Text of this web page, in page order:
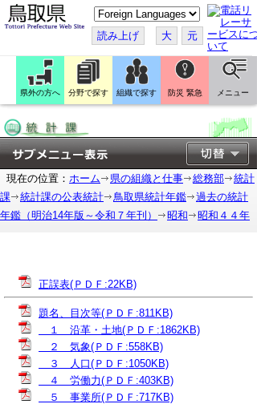
こ
の
ペ
ー
ジ
翻
訳
す
読み上げ 大 元
県外の方へ 分野で探す 組織で探す 防災 緊急 メニュー
現在の位置： ホーム 県の組織と仕事 総務部
統計
課
統計課の公表統計 鳥取県統計年鑑
過去の統計
年鑑（明治14年版～令和７年刊）
昭和 昭和４４年
正誤表(ＰＤＦ:22KB)
題名、目次等(ＰＤＦ:811KB)
１ 沿革・土地(ＰＤＦ:1862KB)
２ 気象(ＰＤＦ:558KB)
３ 人口(ＰＤＦ:1050KB)
４ 労働力(ＰＤＦ:403KB)
５ 事業所(ＰＤＦ:717KB)